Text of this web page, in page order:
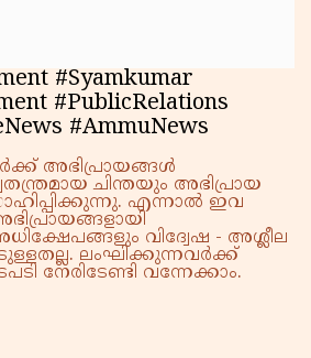
#Syamkumar
#PublicRelations
#AmmuNews
അഭിപ്രായങ്ങൾ
ചിന്തയും അഭിപ്രായ
എന്നാൽ ഇവ
വിദ്വേഷ - അശ്ലീല
ലംഘിക്കുന്നവർക്ക്
നേരിടേണ്ടി വന്നേക്കാം.